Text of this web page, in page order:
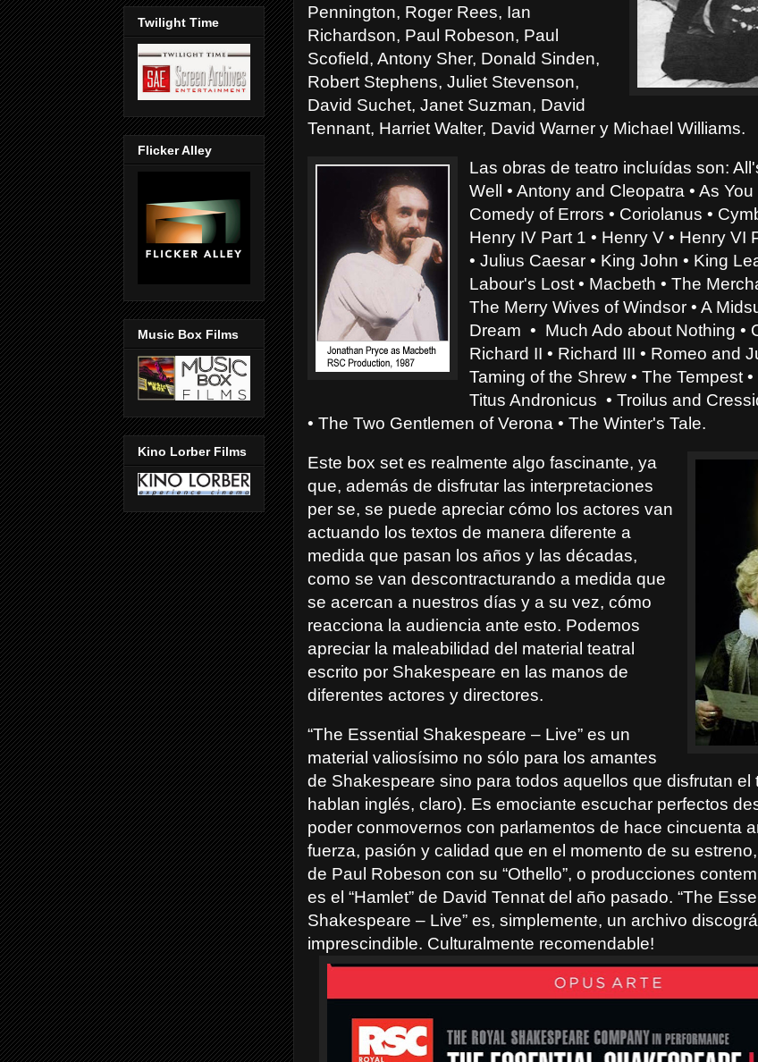
Pennington, Roger Rees, Ian
Richardson, Paul Robeson, Paul
Scofield, Antony Sher, Donald Sinden,
Robert Stephens, Juliet Stevenson,
David Suchet, Janet Suzman, David
Tennant, Harriet Walter, David Warner y Michael Williams.
Las obras de teatro incluídas son:
Well • Antony and Cleopatra • As
Comedy of Errors • Coriolanus •
Henry IV Part 1 • Henry V • Henry VI
• Julius Caesar • King John • King
Labour's Lost • Macbeth • The
The Merry Wives of Windsor • A
Dream • Much Ado about Nothing •
Richard II • Richard III • Romeo and
Taming of the Shrew • The Tempest
Titus Andronicus • Troilus and
• The Two Gentlemen of Verona • The Winter's Tale.
Este box set es realmente algo fascinante, ya
que, además de disfrutar las interpretaciones
per se, se puede apreciar cómo los actores van
actuando los textos de manera diferente a
medida que pasan los años y las décadas,
como se van descontracturando a medida que
se acercan a nuestros días y a su vez, cómo
reacciona la audiencia ante esto. Podemos
apreciar la maleabilidad del material teatral
escrito por Shakespeare en las manos de
diferentes actores y directores.
“The Essential Shakespeare – Live” es un
material valiosísimo no sólo para los amantes
de Shakespeare sino para todos aquellos que disfrutan el
hablan inglés, claro). Es emociante escuchar perfectos
poder conmovernos con parlamentos de hace cincuenta
fuerza, pasión y calidad que en el momento de su
de Paul Robeson con su “Othello”, o producciones
es el “Hamlet” de David Tennat del año pasado. “The
Shakespeare – Live” es, simplemente, un archivo
imprescindible. Culturalmente recomendable!
Twilight Time
Flicker Alley
Music Box Films
Kino Lorber Films